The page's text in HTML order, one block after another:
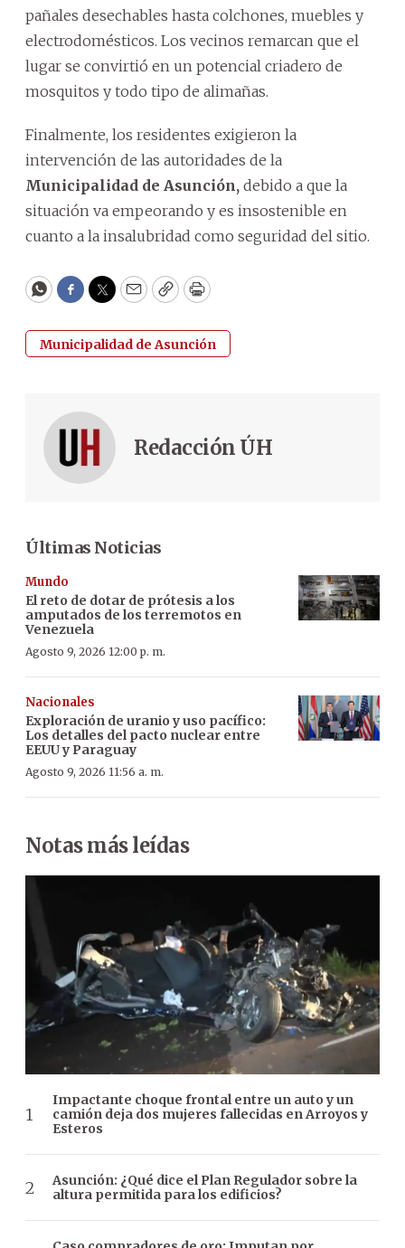
pañales desechables hasta colchones, muebles y
electrodomésticos. Los vecinos remarcan que el
lugar se convirtió en un potencial criadero de
mosquitos y todo tipo de alimañas.
Finalmente, los residentes exigieron la
intervención de las autoridades de la
Municipalidad de Asunción, debido a que la
situación va empeorando y es insostenible en
cuanto a la insalubridad como seguridad del sitio.
WhatsApp
Facebook
Twitter
EmailCopyPrint
Municipalidad de Asunción
Redacción ÚH
Últimas Noticias
Mundo
El reto de dotar de prótesis a los
amputados de los terremotos en
Venezuela
Agosto 9, 2026 12:00 p. m.
Nacionales
Exploración de uranio y uso pacífico:
Los detalles del pacto nuclear entre
EEUU y Paraguay
Agosto 9, 2026 11:56 a. m.
Notas más leídas
Impactante choque frontal entre un auto y un
camión deja dos mujeres fallecidas en Arroyos y
Esteros
Asunción: ¿Qué dice el Plan Regulador sobre la
altura permitida para los edificios?